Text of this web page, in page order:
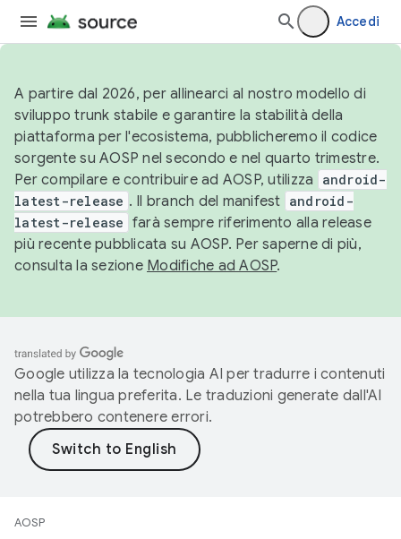
Accedi
A partire dal 2026, per allinearci al nostro modello di
sviluppo trunk stabile e garantire la stabilità della
piattaforma per l'ecosistema, pubblicheremo il codice
sorgente su AOSP nel secondo e nel quarto trimestre.
Per compilare e contribuire ad AOSP, utilizza
android-
latest-release . Il branch del manifest android-
latest-release farà sempre riferimento alla release
più recente pubblicata su AOSP. Per saperne di più,
consulta la sezione Modifiche ad AOSP.
Google utilizza la tecnologia AI per tradurre i contenuti
nella tua lingua preferita. Le traduzioni generate dall'AI
potrebbero contenere errori.
AOSP